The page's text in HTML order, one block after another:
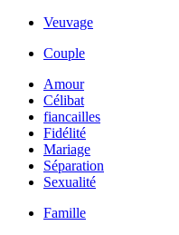
Veuvage
Couple
Amour
Célibat
fiancailles
Fidélité
Mariage
Séparation
Sexualité
Famille